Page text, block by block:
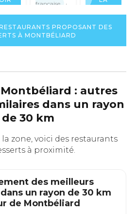
française
·
VOIR
LA
DU
PROPOSANT DES
À MONTBÉLIARD
: autres
dans un rayon
de 30 km
la zone, voici des restaurants
à proximité.
des meilleurs
un rayon de 30 km
de Montbéliard